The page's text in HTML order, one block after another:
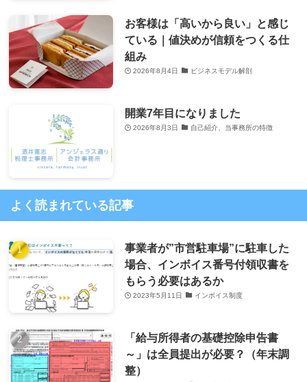
お客様は「高いから良い」と感じ
ている｜値決めが信頼をつくる仕
組み
2026年8月4日 ビジネスモデル解剖
開業7年目になりました
2026年8月3日 自己紹介、当事務所の特徴
よく読まれている記事
事業者が”市営駐車場”に駐車した
場合、インボイス番号付領収書を
もらう必要はあるか
2023年5月11日 インボイス制度
「給与所得者の基礎控除申告書
～」は全員提出が必要？（年末調
整）